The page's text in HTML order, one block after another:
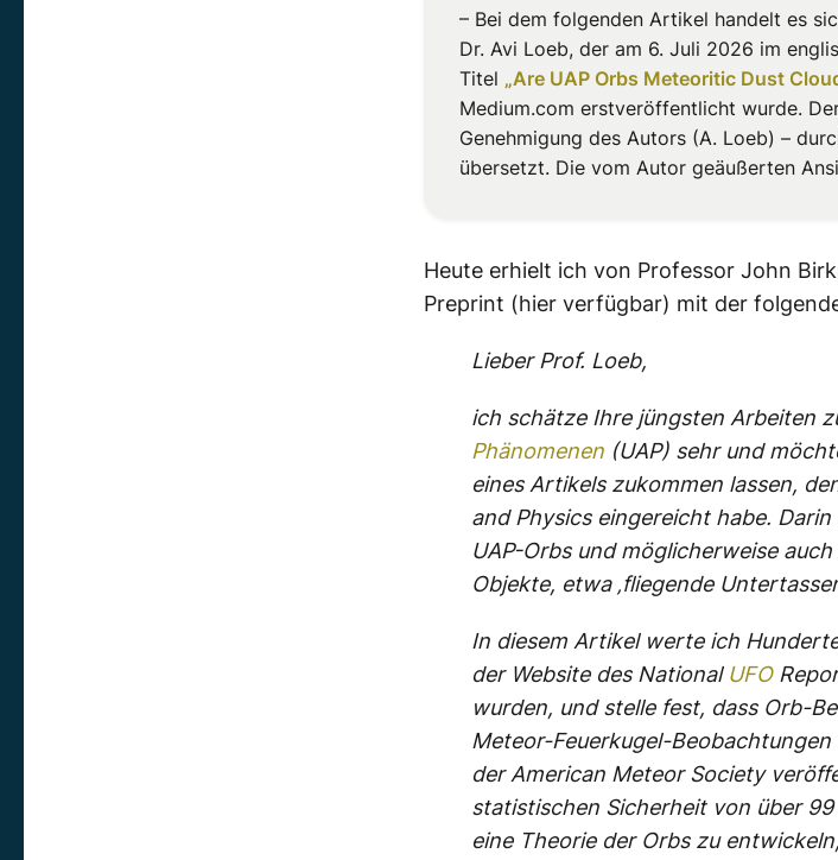
– Bei dem folgenden Artikel handelt es
Dr. Avi Loeb, der am 6. Juli 2026 im
Titel „Are UAP Orbs Meteoritic Dust
Medium.com erstveröffentlicht wurde.
Genehmigung des Autors (A. Loeb) –
übersetzt. Die vom Autor geäußerten
Heute erhielt ich von Professor John
Preprint (hier verfügbar) mit der
Lieber Prof. Loeb,
ich schätze Ihre jüngsten Arbeiten
Phänomenen (UAP) sehr und
eines Artikels zukommen lassen,
and Physics eingereicht habe.
UAP-Orbs und möglicherweise
Objekte, etwa ‚fliegende
In diesem Artikel werte ich
der Website des National UFO
wurden, und stelle fest, dass Orb-
Meteor-Feuerkugel-
der American Meteor Society
statistischen Sicherheit von über
eine Theorie der Orbs zu